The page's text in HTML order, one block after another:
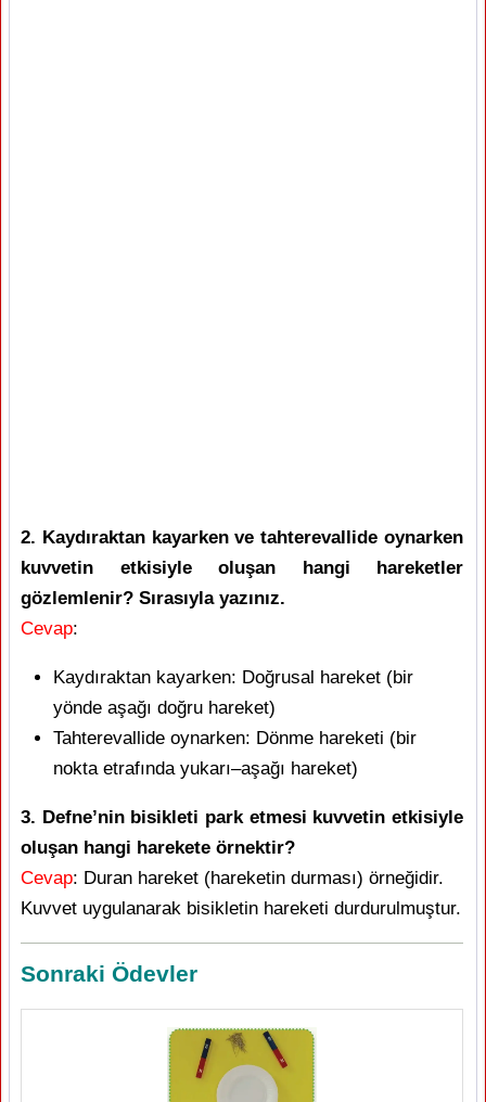
2. Kaydıraktan kayarken ve tahterevallide oynarken
kuvvetin etkisiyle oluşan hangi hareketler
gözlemlenir? Sırasıyla yazınız.
Cevap:
Kaydıraktan kayarken: Doğrusal hareket (bir
yönde aşağı doğru hareket)
Tahterevallide oynarken: Dönme hareketi (bir
nokta etrafında yukarı–aşağı hareket)
3. Defne’nin bisikleti park etmesi kuvvetin etkisiyle
oluşan hangi harekete örnektir?
Cevap: Duran hareket (hareketin durması) örneğidir.
Kuvvet uygulanarak bisikletin hareketi durdurulmuştur.
Sonraki Ödevler